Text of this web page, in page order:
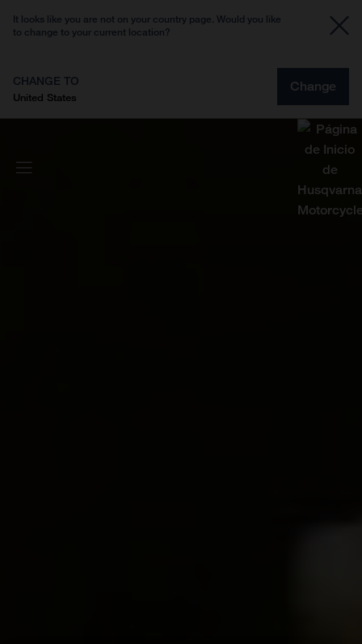
It looks like you are not on your country page. Would you like
to change to your current location?
CHANGE TO
United States
Change